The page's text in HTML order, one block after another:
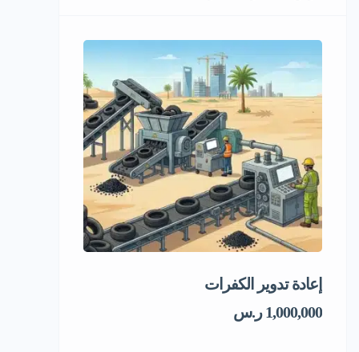
إعادة تدوير الكفرات
1,000,000 ر.س